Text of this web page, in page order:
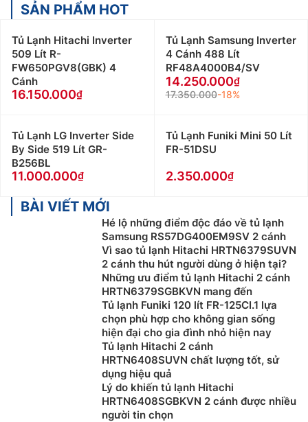
SẢN PHẨM HOT
Tủ Lạnh Hitachi Inverter
509 Lít R-
FW650PGV8(GBK) 4
Cánh
16.150.000
Tủ Lạnh Samsung Inverter
4 Cánh 488 Lít
RF48A4000B4/SV
14.250.000
17.350.000-18%
Tủ Lạnh LG Inverter Side
By Side 519 Lít GR-
B256BL
11.000.000
Tủ Lạnh Funiki Mini 50 Lít
FR-51DSU
2.350.000
BÀI VIẾT MỚI
Hé lộ những điểm độc đáo về tủ lạnh
Samsung RS57DG400EM9SV 2 cánh
Vì sao tủ lạnh Hitachi HRTN6379SUVN
2 cánh thu hút người dùng ở hiện tại?
Những ưu điểm tủ lạnh Hitachi 2 cánh
HRTN6379SGBKVN mang đến
Tủ lạnh Funiki 120 lít FR-125CI.1 lựa
chọn phù hợp cho không gian sống
hiện đại cho gia đình nhỏ hiện nay
Tủ lạnh Hitachi 2 cánh
HRTN6408SUVN chất lượng tốt, sử
dụng hiệu quả
Lý do khiến tủ lạnh Hitachi
HRTN6408SGBKVN 2 cánh được nhiều
người tin chọn